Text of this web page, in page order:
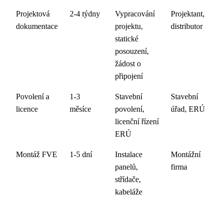
Projektová
dokumentace
2-4 týdny
Vypracování
projektu,
statické
posouzení,
žádost o
připojení
Projektant,
distributor
Povolení a
licence
1-3
měsíce
Stavební
povolení,
licenční řízení
ERÚ
Stavební
úřad, ERÚ
Montáž FVE 1-5 dní
Instalace
panelů,
střídače,
kabeláže
Montážní
firma